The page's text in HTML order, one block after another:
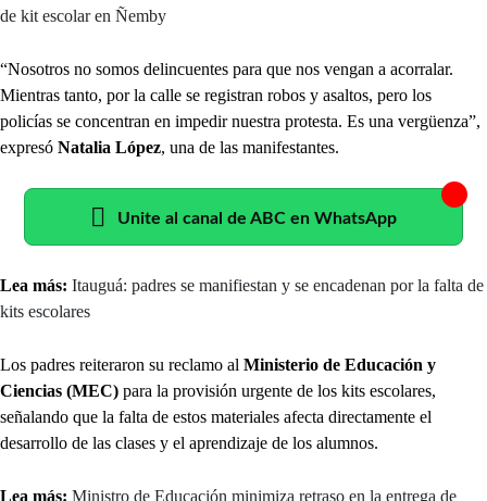
de kit escolar en Ñemby
“Nosotros no somos delincuentes para que nos vengan a acorralar.
Mientras tanto, por la calle se registran robos y asaltos, pero los
policías se concentran en impedir nuestra protesta. Es una vergüenza”,
expresó Natalia López, una de las manifestantes.
Unite al canal de ABC en WhatsApp
Lea más: Itauguá: padres se manifiestan y se encadenan por la falta de
kits escolares
Los padres reiteraron su reclamo al Ministerio de Educación y
Ciencias (MEC) para la provisión urgente de los kits escolares,
señalando que la falta de estos materiales afecta directamente el
desarrollo de las clases y el aprendizaje de los alumnos.
Lea más: Ministro de Educación minimiza retraso en la entrega de